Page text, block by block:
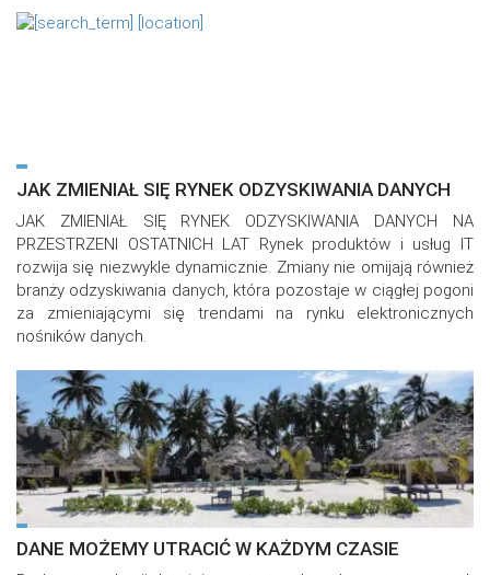
JAK ZMIENIAŁ SIĘ RYNEK ODZYSKIWANIA DANYCH
JAK ZMIENIAŁ SIĘ RYNEK ODZYSKIWANIA DANYCH NA
PRZESTRZENI OSTATNICH LAT Rynek produktów i usług IT
rozwija się niezwykle dynamicznie. Zmiany nie omijają również
branży odzyskiwania danych, która pozostaje w ciągłej pogoni
za zmieniającymi się trendami na rynku elektronicznych
nośników danych.
DANE MOŻEMY UTRACIĆ W KAŻDYM CZASIE